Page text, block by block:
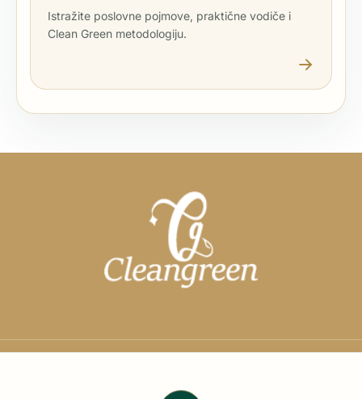
Istražite poslovne pojmove, praktične vodiče i
Clean Green metodologiju.